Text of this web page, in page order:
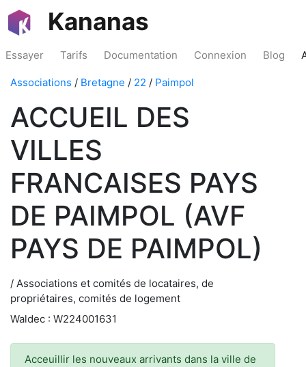
Kananas
Essayer Tarifs Documentation Connexion Blog
Associations / Bretagne / 22 / Paimpol
ACCUEIL DES
VILLES
FRANCAISES PAYS
DE PAIMPOL (AVF
PAYS DE PAIMPOL)
/ Associations et comités de locataires, de
propriétaires, comités de logement
Waldec : W224001631
Acceuillir les nouveaux arrivants dans la ville de